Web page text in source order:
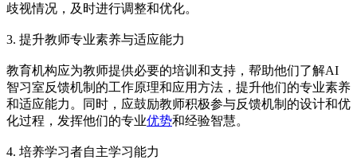
歧视情况，及时进行调整和优化。
3. 提升教师专业素养与适应能力
教育机构应为教师提供必要的培训和支持，帮助他们了解AI
智习室反馈机制的工作原理和应用方法，提升他们的专业素养
和适应能力。同时，应鼓励教师积极参与反馈机制的设计和优
化过程，发挥他们的专业优势和经验智慧。
4. 培养学习者自主学习能力